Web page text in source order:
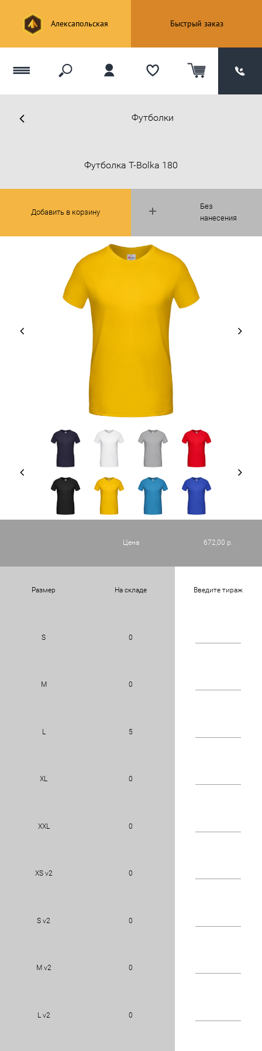
Алексапольская Быстрый заказ
Футболки
Без
нанесения
Футболка T-Bolka 180
Добавить в корзину
Цена 672,00 р.
Размер На складе Введите тираж
S 0
M 0
L 5
XL 0
XXL 0
XS v2 0
S v2 0
M v2 0
L v2 0